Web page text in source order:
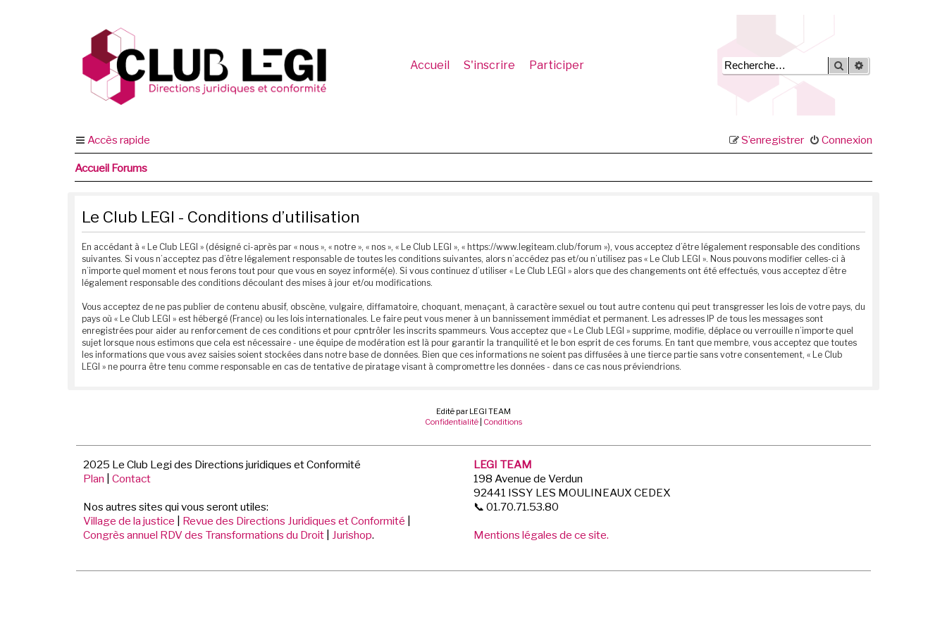
Accueil S'inscrire Participer Rechercher
Accès rapide Connexion
S’enregistrer
Accueil Forums
Le Club LEGI - Conditions d’utilisation
En accédant à « Le Club LEGI » (désigné ci-après par « nous », « notre », « nos », « Le Club LEGI », « https://www.legiteam.club/forum »), vous acceptez d’être légalement responsable des conditions
suivantes. Si vous n’acceptez pas d’être légalement responsable de toutes les conditions suivantes, alors n’accédez pas et/ou n’utilisez pas « Le Club LEGI ». Nous pouvons modifier celles-ci à
n’importe quel moment et nous ferons tout pour que vous en soyez informé(e). Si vous continuez d’utiliser « Le Club LEGI » alors que des changements ont été effectués, vous acceptez d’être
légalement responsable des conditions découlant des mises à jour et/ou modifications.
Vous acceptez de ne pas publier de contenu abusif, obscène, vulgaire, diffamatoire, choquant, menaçant, à caractère sexuel ou tout autre contenu qui peut transgresser les lois de votre pays, du
pays où « Le Club LEGI » est hébergé (France) ou les lois internationales. Le faire peut vous mener à un bannissement immédiat et permanent. Les adresses IP de tous les messages sont
enregistrées pour aider au renforcement de ces conditions et pour cpntrôler les inscrits spammeurs. Vous acceptez que « Le Club LEGI » supprime, modifie, déplace ou verrouille n’importe quel
sujet lorsque nous estimons que cela est nécessaire - une équipe de modération est là pour garantir la tranquilité et le bon esprit de ces forums. En tant que membre, vous acceptez que toutes
les informations que vous avez saisies soient stockées dans notre base de données. Bien que ces informations ne soient pas diffusées à une tierce partie sans votre consentement, « Le Club
LEGI » ne pourra être tenu comme responsable en cas de tentative de piratage visant à compromettre les données - dans ce cas nous préviendrions.
Edité par LEGI TEAM
Confidentialité | Conditions
2025 Le Club Legi des Directions juridiques et Conformité
Plan
Contact
Nos autres sites qui vous seront utiles:
Village de la justice
Revue des Directions Juridiques et Conformité
Congrès annuel RDV des Transformations du Droit
Jurishop.
LEGI TEAM
198 Avenue de Verdun
92441 ISSY LES MOULINEAUX CEDEX
📞 01.70.71.53.80
Mentions légales de ce site.